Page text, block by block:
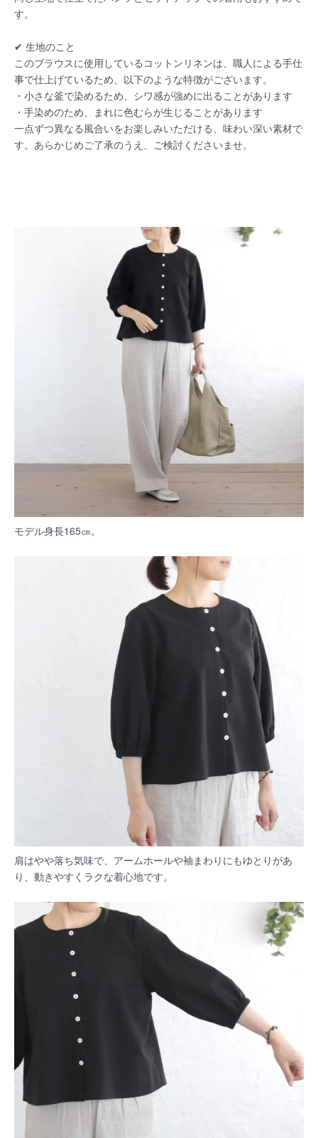
す。
✔︎ 生地のこと
このブラウスに使用しているコットンリネンは、職人による手仕
事で仕上げているため、以下のような特徴がございます。
・小さな釜で染めるため、シワ感が強めに出ることがあります
・手染めのため、まれに色むらが生じることがあります
一点ずつ異なる風合いをお楽しみいただける、味わい深い素材で
す。あらかじめご了承のうえ、ご検討くださいませ。
モデル身長165㎝。
肩はやや落ち気味で、アームホールや袖まわりにもゆとりがあ
り、動きやすくラクな着心地です。